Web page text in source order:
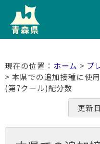
ホーム > プ
> 本県での追加接種に使
(第7クール)配分数
更新